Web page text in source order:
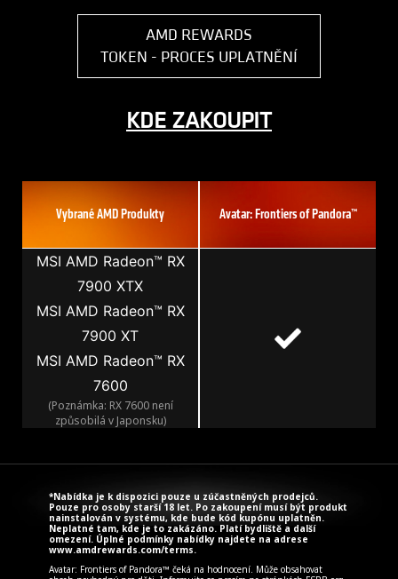
AMD REWARDS
TOKEN - PROCES UPLATNĚNÍ
KDE ZAKOUPIT
Vybrané AMD Produkty Avatar: Frontiers of Pandora™
MSI AMD Radeon™ RX
7900 XTX
MSI AMD Radeon™ RX
7900 XT
MSI AMD Radeon™ RX
7600
(Poznámka: RX 7600 není
způsobilá v Japonsku)
*Nabídka je k dispozici pouze u zúčastněných prodejců.
Pouze pro osoby starší 18 let. Po zakoupení musí být produkt
nainstalován v systému, kde bude kód kupónu uplatněn.
Neplatné tam, kde je to zakázáno. Platí bydliště a další
omezení. Úplné podmínky nabídky najdete na adrese
www.amdrewards.com/terms.
Avatar: Frontiers of Pandora™ čeká na hodnocení. Může obsahovat